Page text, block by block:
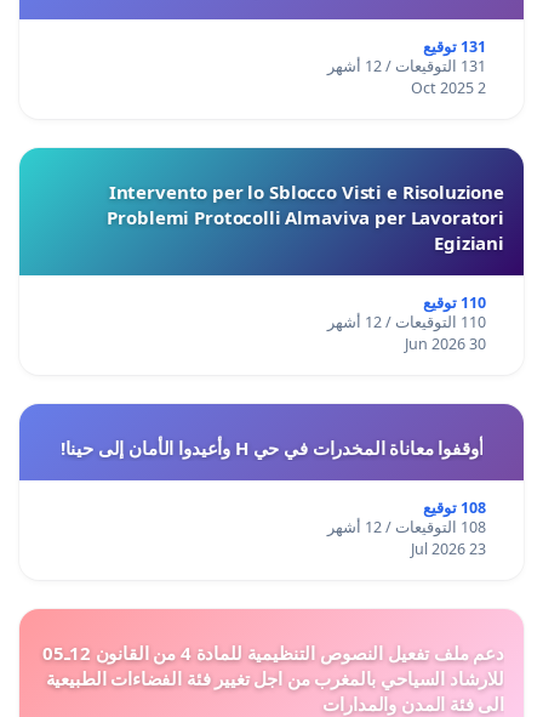
131 توقيع
131 التوقيعات / 12 أشهر
2 Oct 2025
Intervento per lo Sblocco Visti e Risoluzione
Problemi Protocolli Almaviva per Lavoratori
Egiziani
110 توقيع
110 التوقيعات / 12 أشهر
30 Jun 2026
أوقفوا معاناة المخدرات في حي H وأعيدوا الأمان إلى حينا!
108 توقيع
108 التوقيعات / 12 أشهر
23 Jul 2026
دعم ملف تفعيل النصوص التنظيمية للمادة 4 من القانون 12ـ05
للارشاد السياحي بالمغرب من اجل تغيير فئة الفضاءات الطبيعية
الى فئة المدن والمدارات